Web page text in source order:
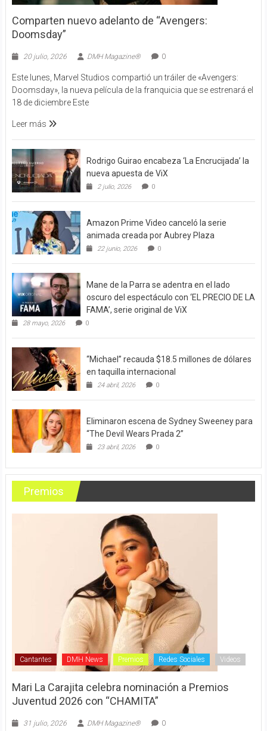
Comparten nuevo adelanto de “Avengers:
Doomsday”
20 julio, 2026 DMH Magazine® 0
Este lunes, Marvel Studios compartió un tráiler de «Avengers:
Doomsday», la nueva película de la franquicia que se estrenará el
18 de diciembre Este
Leer más
Rodrigo Guirao encabeza ‘La Encrucijada’ la
nueva apuesta de ViX
2 julio, 2026 0
Amazon Prime Video canceló la serie
animada creada por Aubrey Plaza
22 junio, 2026 0
Mane de la Parra se adentra en el lado
oscuro del espectáculo con ‘EL PRECIO DE LA
FAMA’, serie original de ViX
28 mayo, 2026 0
“Michael” recauda $18.5 millones de dólares
en taquilla internacional
24 abril, 2026 0
Eliminaron escena de Sydney Sweeney para
“The Devil Wears Prada 2”
23 abril, 2026 0
Premios
Cantantes DMH News Premios Redes Sociales Videos
Mari La Carajita celebra nominación a Premios
Juventud 2026 con “CHAMITA”
31 julio, 2026 DMH Magazine® 0